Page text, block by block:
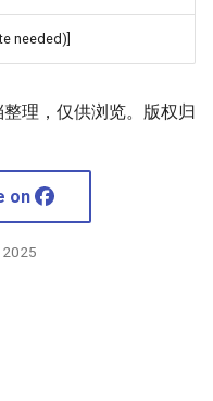
needed)]
理，仅供浏览。版权归
on
2025